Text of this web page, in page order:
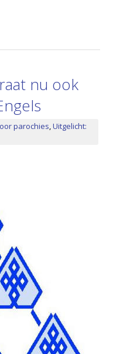
nu ook
parochies,Uitgelicht: